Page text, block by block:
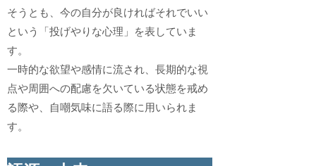
そうとも、今の自分が良ければそれでいい
という「投げやりな心理」を表していま
す。
一時的な欲望や感情に流され、長期的な視
点や周囲への配慮を欠いている状態を戒め
る際や、自嘲気味に語る際に用いられま
す。